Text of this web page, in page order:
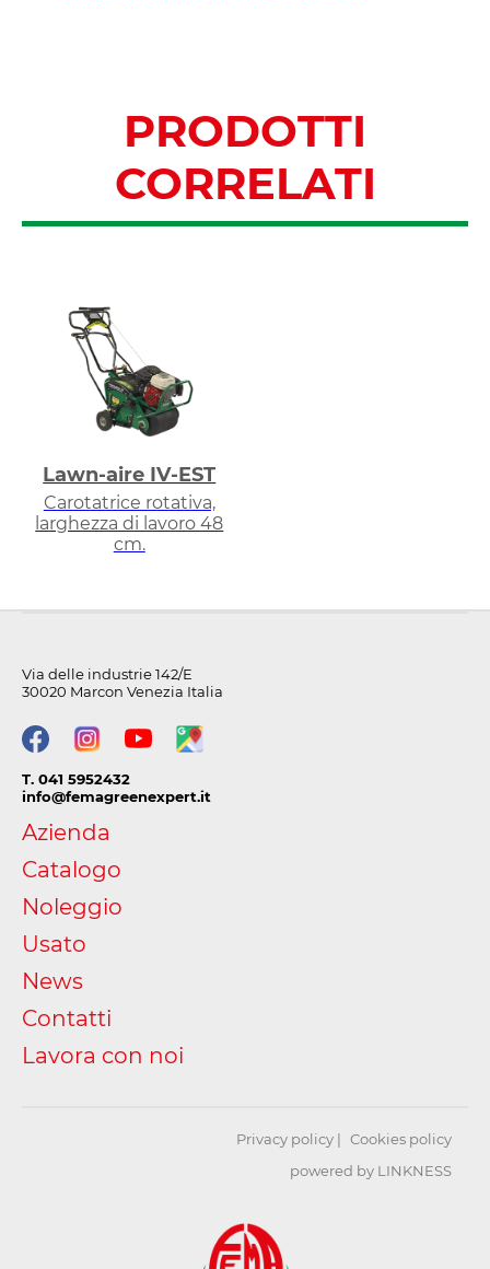
PRODOTTI
CORRELATI
Lawn-aire IV-EST
Carotatrice rotativa,
larghezza di lavoro 48
cm.
Via delle industrie 142/E
30020 Marcon Venezia Italia
T. 041 5952432
info@femagreenexpert.it
Azienda
Catalogo
Noleggio
Usato
News
Contatti
Lavora con noi
Privacy policy
Cookies policy
powered by LINKNESS